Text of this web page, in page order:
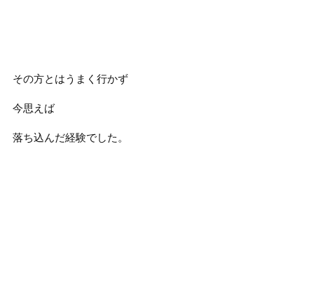
その方とはうまく行かず
今思えば
落ち込んだ経験でした。